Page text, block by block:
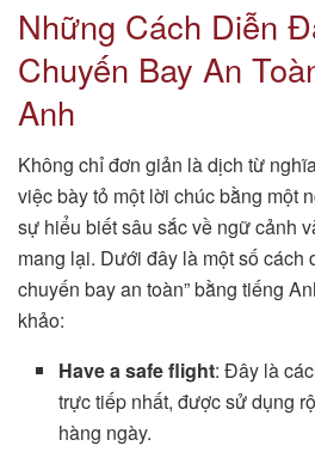
Những Cách Diễn
Chuyến Bay An
Anh
Không chỉ đơn giản là dịch từ
việc bày tỏ một lời chúc bằng một
sự hiểu biết sâu sắc về ngữ cảnh
mang lại. Dưới đây là một số cách
chuyến bay an toàn” bằng tiếng
khảo:
Have a safe flight: Đây là
trực tiếp nhất, được sử dụng
hàng ngày.